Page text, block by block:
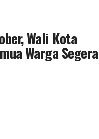
Wali Kota
Warga Segera